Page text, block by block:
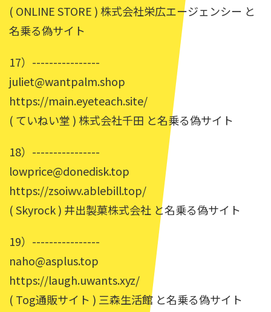
( ONLINE STORE ) 株式会社栄広エージェンシー と
名乗る偽サイト
17）----------------
juliet@wantpalm.shop
https://main.eyeteach.site/
( ていねい堂 ) 株式会社千田 と名乗る偽サイト
18）----------------
lowprice@donedisk.top
https://zsoiwv.ablebill.top/
( Skyrock ) 井出製菓株式会社 と名乗る偽サイト
19）----------------
naho@asplus.top
https://laugh.uwants.xyz/
( Tog通販サイト ) 三森生活館 と名乗る偽サイト